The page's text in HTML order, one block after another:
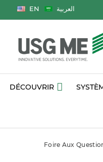
EN العربية
DÉCOUVRIR
Foire Aux